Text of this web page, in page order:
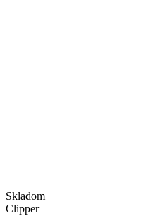
Skladom
Clipper